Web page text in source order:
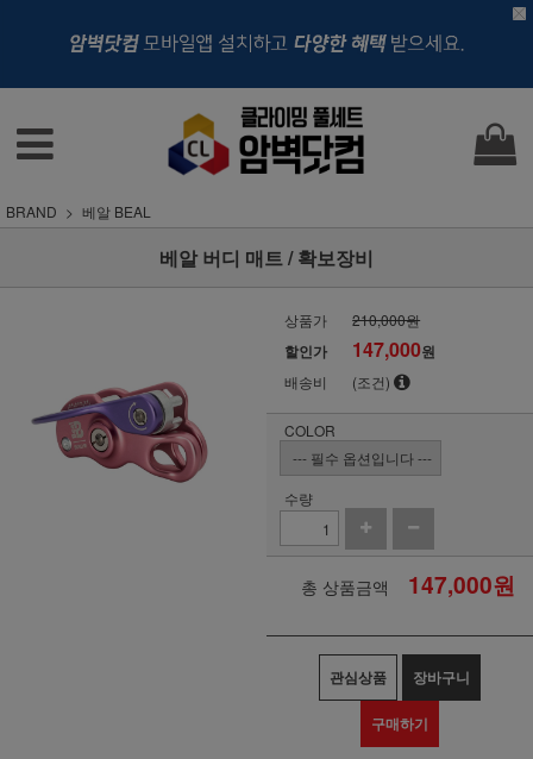
BRAND 베알 BEAL
베알 버디 매트 / 확보장비
상품가 210,000원
할인가 147,000원
배송비 (조건)
COLOR
수량
총 상품금액 147,000원
관심상품 장바구니
구매하기